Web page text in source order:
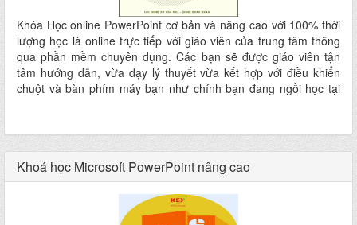
Khóa Học online PowerPoint cơ bản và nâng cao với 100% thời
lượng học là online trực tiếp với giáo viên của trung tâm thông
qua phần mềm chuyên dụng. Các bạn sẽ được giáo viên tận
tâm hướng dẫn, vừa dạy lý thuyết vừa kết hợp với điều khiển
chuột và bàn phím máy bạn như chính bạn đang ngồi học tại
Khoá học Microsoft PowerPoint nâng cao